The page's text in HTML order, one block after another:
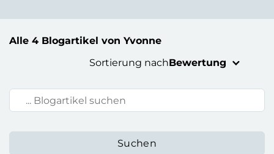
Alle 4 Blogartikel von Yvonne
Blogartikel suchen:
Sortierung nachBewertung